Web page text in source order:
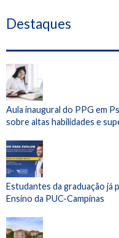
Destaques
Aula inaugural do PPG em
sobre altas habilidades e
Estudantes da graduação já
Ensino da PUC-Campinas